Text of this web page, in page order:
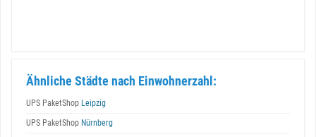
Ähnliche Städte nach Einwohnerzahl:
UPS PaketShop Leipzig
UPS PaketShop Nürnberg